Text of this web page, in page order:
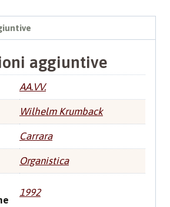
aggiuntive
AA.VV.
Wilhelm Krumback
Carrara
Organistica
1992